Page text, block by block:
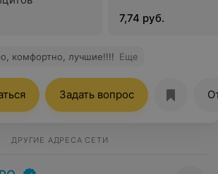
7,74 руб.
комфортно, лучшие!!!! Еще
Задать вопрос
ДРУГИЕ АДРЕСА СЕТИ